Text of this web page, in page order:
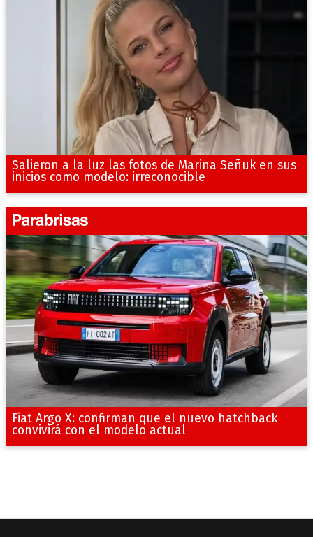
Salieron a la luz las fotos de Marina Señuk en sus
inicios como modelo: irreconocible
Fiat Argo X: confirman que el nuevo hatchback
convivirá con el modelo actual